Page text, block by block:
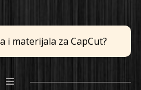
i materijala za CapCut?